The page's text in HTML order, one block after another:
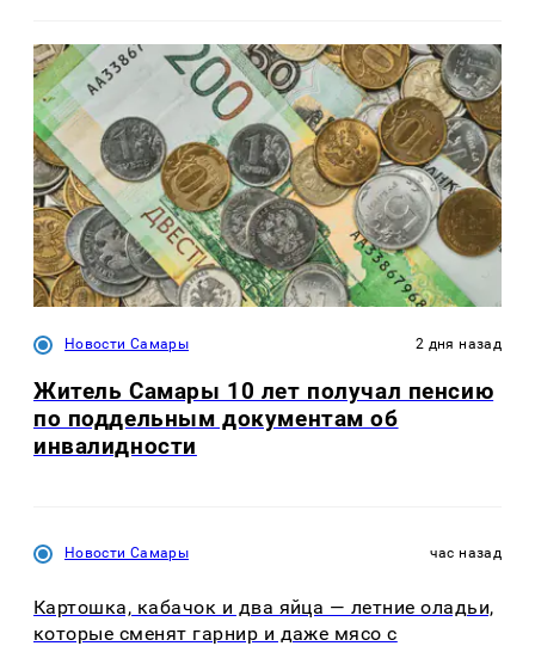
Новости Самары 2 дня назад
Житель Самары 10 лет получал пенсию
по поддельным документам об
инвалидности
Новости Самары час назад
Картошка, кабачок и два яйца — летние оладьи,
которые сменят гарнир и даже мясо с